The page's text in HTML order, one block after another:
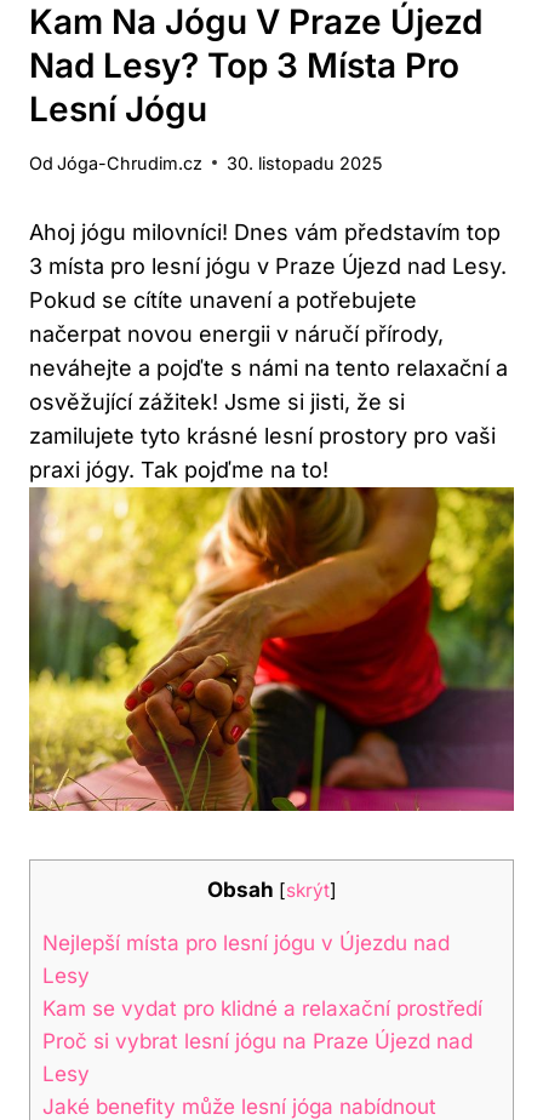
Kam Na Jógu V Praze Újezd
Nad Lesy? Top 3 Místa Pro
Lesní Jógu
Od Jóga-Chrudim.cz 30. listopadu 2025
Ahoj jógu milovníci! Dnes vám představím top
3 místa pro lesní jógu v Praze Újezd nad Lesy.
Pokud se cítíte unavení a potřebujete
načerpat novou energii v náručí přírody,
neváhejte a pojďte s námi na tento relaxační a
osvěžující zážitek! Jsme si jisti, že si
zamilujete tyto krásné lesní prostory pro vaši
praxi jógy. Tak pojďme na to!
Obsah [skrýt]
Nejlepší místa pro lesní jógu v Újezdu nad
Lesy
Kam se vydat pro klidné a relaxační prostředí
Proč si vybrat lesní jógu na Praze Újezd nad
Lesy
Jaké benefity může lesní jóga nabídnout